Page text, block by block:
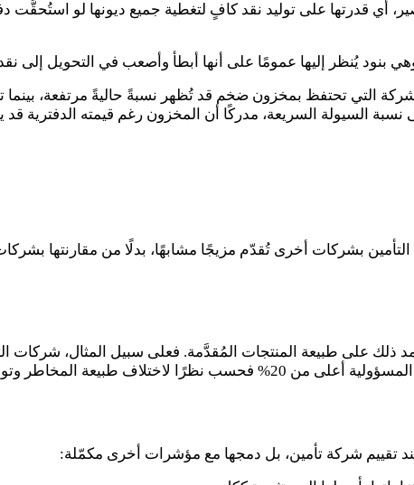
أي قدرتها على توليد نقد كافٍ لتغطية جميع ديونها لو استُحقَّت
بنود يُنظر إليها عمومًا على أنها أبطأ وأصعب في التحويل إلى
التي تحتفظ بمخزون ضخم قد تُظهر نسبةً حاليةً مرتفعة،
نسبة السيولة السريعة، مدركًا أن المخزون رغم قيمته
بشركات أخرى تُقدّم مزيجًا مشابهًا، بدلًا من مقارنتها
ذلك على طبيعة المنتجات المُقدَّمة. فعلى سبيل المثال، شركات
تقييم شركة تأمين، بل دمجها مع مؤشرات أخرى مكمّلة: